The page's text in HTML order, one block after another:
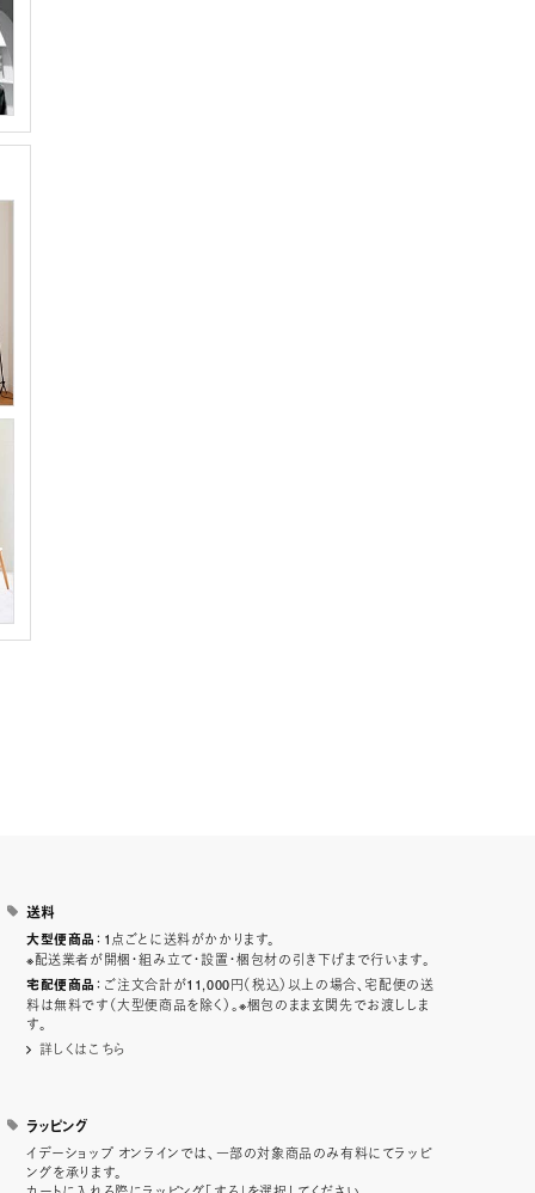
送料
大型便商品 ：1点ごとに送料がかかります。
※配送業者が開梱・組み立て・設置・梱包材の引き下げまで行います。
宅配便商品 ：ご注文合計が11,000円（税込）以上の場合、宅配便の送
料は無料です（大型便商品を除く）。※梱包のまま玄関先でお渡ししま
す。
詳しくはこちら
ラッピング
イデーショップ オンラインでは、一部の対象商品のみ有料にてラッピ
ングを承ります。